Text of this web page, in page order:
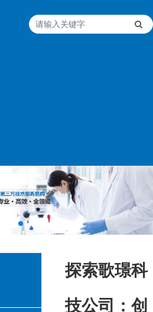
探索歌璟科
技公司：创